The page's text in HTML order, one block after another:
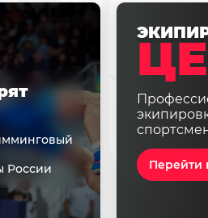
Перейти
России